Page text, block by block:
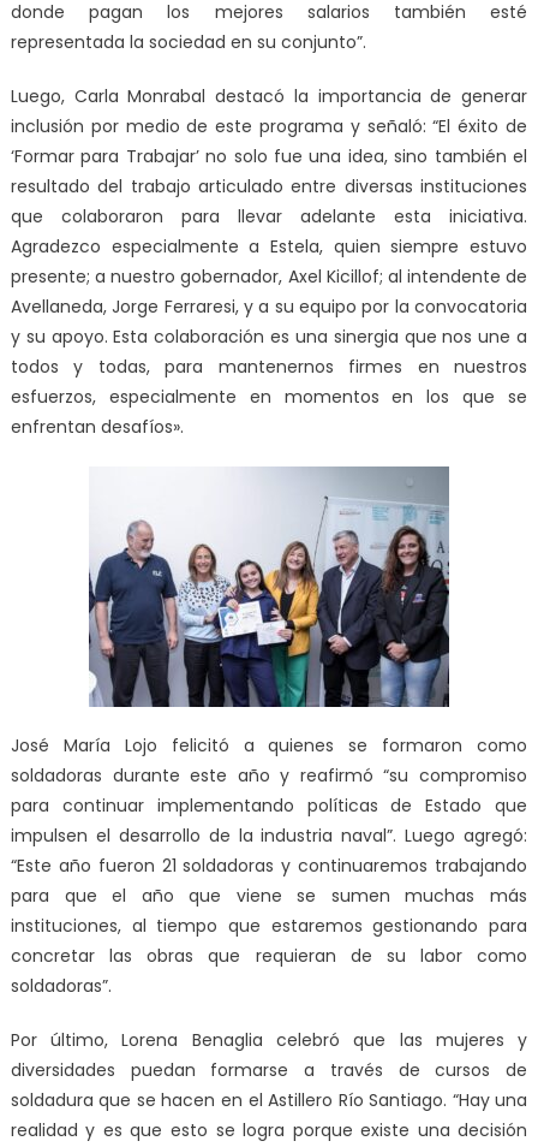
donde pagan los mejores salarios también esté
representada la sociedad en su conjunto”.
Luego, Carla Monrabal destacó la importancia de generar
inclusión por medio de este programa y señaló: “El éxito de
‘Formar para Trabajar’ no solo fue una idea, sino también el
resultado del trabajo articulado entre diversas instituciones
que colaboraron para llevar adelante esta iniciativa.
Agradezco especialmente a Estela, quien siempre estuvo
presente; a nuestro gobernador, Axel Kicillof; al intendente de
Avellaneda, Jorge Ferraresi, y a su equipo por la convocatoria
y su apoyo. Esta colaboración es una sinergia que nos une a
todos y todas, para mantenernos firmes en nuestros
esfuerzos, especialmente en momentos en los que se
enfrentan desafíos».
José María Lojo felicitó a quienes se formaron como
soldadoras durante este año y reafirmó “su compromiso
para continuar implementando políticas de Estado que
impulsen el desarrollo de la industria naval”. Luego agregó:
“Este año fueron 21 soldadoras y continuaremos trabajando
para que el año que viene se sumen muchas más
instituciones, al tiempo que estaremos gestionando para
concretar las obras que requieran de su labor como
soldadoras”.
Por último, Lorena Benaglia celebró que las mujeres y
diversidades puedan formarse a través de cursos de
soldadura que se hacen en el Astillero Río Santiago. “Hay una
realidad y es que esto se logra porque existe una decisión